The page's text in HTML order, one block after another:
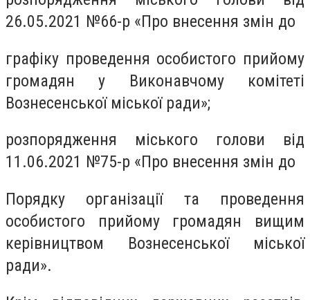
26.05.2021 №66-р «Про внесення змін до
графіку проведення особистого прийому
громадян у Виконавчому комітеті
Вознесенської міської ради»;
розпорядження міського голови від
11.06.2021 №75-р «Про внесення змін до
Порядку організації та проведення
особистого прийому громадян вищим
керівництвом Вознесенської міської
ради».